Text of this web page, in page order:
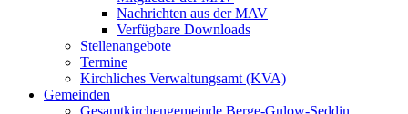
Nachrichten aus der MAV
Verfügbare Downloads
Stellenangebote
Termine
Kirchliches Verwaltungsamt (KVA)
Gemeinden
Gesamtkirchengemeinde Berge-Gulow-Seddin